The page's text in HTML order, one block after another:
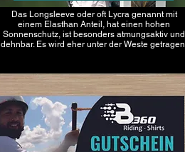
Das Longsleeve oder oft Lycra genannt mit
einem Elasthan Anteil, hat einen hohen
Sonnenschutz, ist besonders atmungsaktiv und
dehnbar. Es wird eher unter der Weste getragen.